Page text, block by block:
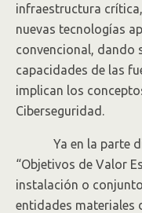
infraestructura
nuevas tecnologías
convencional, dando
capacidades de las
implican los
Ciberseguridad.
Ya en la parte
“Objetivos de Valor
instalación o
entidades materiales